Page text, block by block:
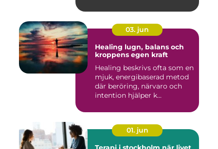
03. jun
Healing lugn, balans och
kroppens egen kraft
Healing beskrivs ofta som en
mjuk, energibaserad metod
där beröring, närvaro och
intention hjälper k...
01. jun